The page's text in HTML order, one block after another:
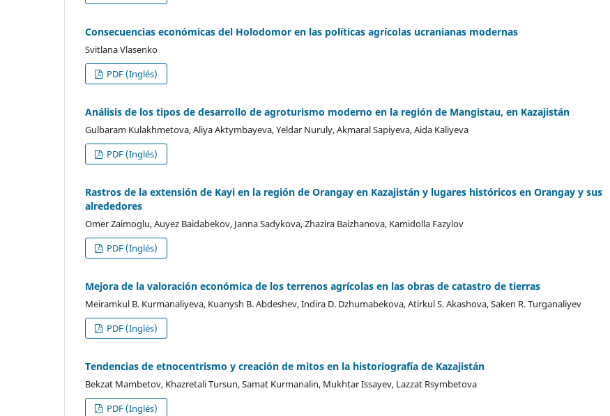
Consecuencias económicas del Holodomor en las políticas agrícolas ucranianas modernas
Svitlana Vlasenko
PDF (Inglés)
Análisis de los tipos de desarrollo de agroturismo moderno en la región de Mangistau, en Kazajistán
Gulbaram Kulakhmetova, Aliya Aktymbayeva, Yeldar Nuruly, Akmaral Sapiyeva, Aida Kaliyeva
PDF (Inglés)
Rastros de la extensión de Kayi en la región de Orangay en Kazajistán y lugares históricos en Orangay y sus
alrededores
Omer Zaimoglu, Auyez Baidabekov, Janna Sadykova, Zhazira Baizhanova, Kamidolla Fazylov
PDF (Inglés)
Mejora de la valoración económica de los terrenos agrícolas en las obras de catastro de tierras
Meiramkul B. Kurmanaliyeva, Kuanysh B. Abdeshev, Indira D. Dzhumabekova, Atirkul S. Akashova, Saken R. Turganaliyev
PDF (Inglés)
Tendencias de etnocentrismo y creación de mitos en la historiografía de Kazajistán
Bekzat Mambetov, Khazretali Tursun, Samat Kurmanalin, Mukhtar Issayev, Lazzat Rsymbetova
PDF (Inglés)